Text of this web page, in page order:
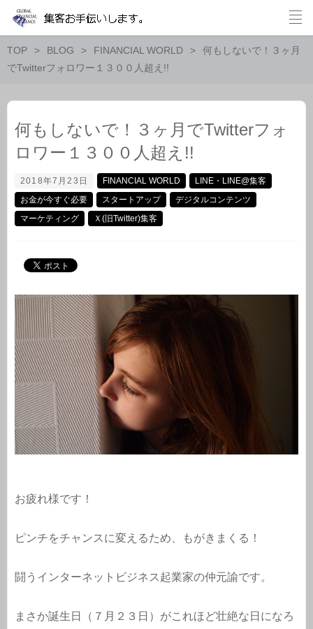
TOP BLOG FINANCIAL WORLD
何もしないで！３ヶ月
でTwitterフォロワー１３００人超え!!
何もしないで！３ヶ月でTwitterフォ
ロワー１３００人超え!!
2018年7月23日 FINANCIAL WORLD
LINE・LINE@集客
お金が今すぐ必要
スタートアップ
デジタルコンテンツ
マーケティング
Ｘ(旧Twitter)集客
お疲れ様です！
ピンチをチャンスに変えるため、もがきまくる！
闘うインターネットビジネス起業家の仲元諭です。
まさか誕生日（７月２３日）がこれほど壮絶な日になろ